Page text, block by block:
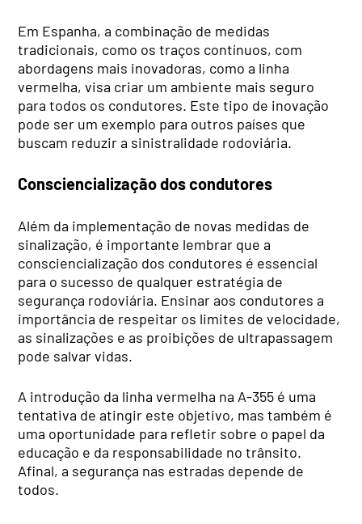
Em Espanha, a combinação de medidas
tradicionais, como os traços contínuos, com
abordagens mais inovadoras, como a linha
vermelha, visa criar um ambiente mais seguro
para todos os condutores. Este tipo de inovação
pode ser um exemplo para outros países que
buscam reduzir a sinistralidade rodoviária.
Consciencialização dos condutores
Além da implementação de novas medidas de
sinalização, é importante lembrar que a
consciencialização dos condutores é essencial
para o sucesso de qualquer estratégia de
segurança rodoviária. Ensinar aos condutores a
importância de respeitar os limites de velocidade,
as sinalizações e as proibições de ultrapassagem
pode salvar vidas.
A introdução da linha vermelha na A-355 é uma
tentativa de atingir este objetivo, mas também é
uma oportunidade para refletir sobre o papel da
educação e da responsabilidade no trânsito.
Afinal, a segurança nas estradas depende de
todos.